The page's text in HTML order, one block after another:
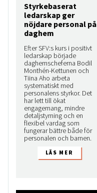
Styrkebaserat
ledarskap ger
nöjdare personal på
daghem
Efter SFV:s kurs i positivt
ledarskap började
daghemscheferna Bodil
Monthén-Kettunen och
Tiina Aho arbeta
systematiskt med
personalens styrkor. Det
har lett till ökat
engagemang, mindre
detaljstyrning och en
flexibel vardag som
fungerar bättre både för
personalen och barnen.